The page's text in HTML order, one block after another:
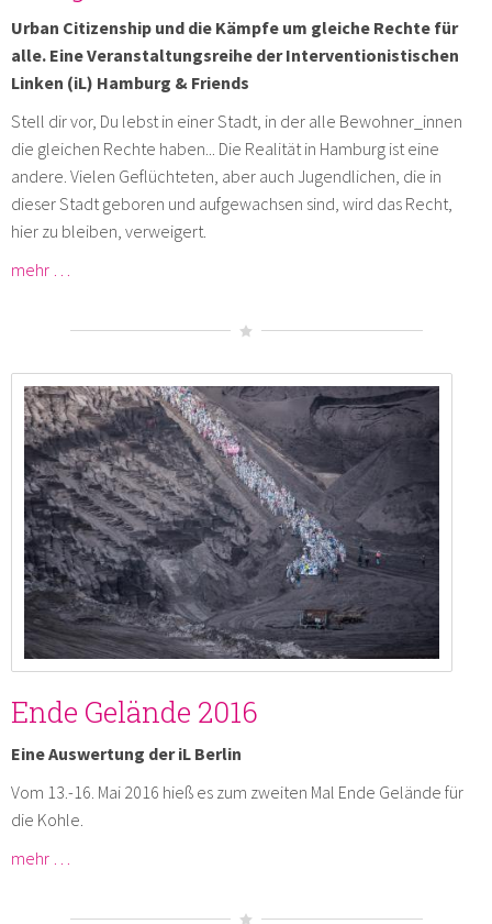
Urban Citizenship und die Kämpfe um gleiche Rechte für
alle. Eine Veranstaltungsreihe der Interventionistischen
Linken (iL) Hamburg & Friends
Stell dir vor, Du lebst in einer Stadt, in der alle Bewohner_innen
die gleichen Rechte haben... Die Realität in Hamburg ist eine
andere. Vielen Geflüchteten, aber auch Jugendlichen, die in
dieser Stadt geboren und aufgewachsen sind, wird das Recht,
hier zu bleiben, verweigert.
mehr …
Ende Gelände 2016
Eine Auswertung der iL Berlin
Vom 13.-16. Mai 2016 hieß es zum zweiten Mal Ende Gelände für
die Kohle.
mehr …